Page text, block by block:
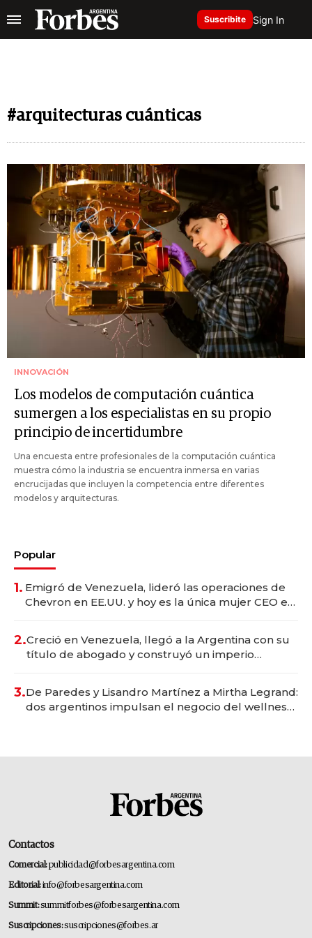
Suscribite Sign In
#arquitecturas cuánticas
INNOVACIÓN
Los modelos de computación cuántica
sumergen a los especialistas en su propio
principio de incertidumbre
Una encuesta entre profesionales de la computación cuántica
muestra cómo la industria se encuentra inmersa en varias
encrucijadas que incluyen la competencia entre diferentes
modelos y arquitecturas.
Popular
1. Emigró de Venezuela, lideró las operaciones de
Chevron en EE.UU. y hoy es la única mujer CEO en
2.Creció en Venezuela, llegó a la Argentina con su
título de abogado y construyó un imperio
3.De Paredes y Lisandro Martínez a Mirtha Legrand:
dos argentinos impulsan el negocio del wellness
Contactos
Comercial:publicidad@forbesargentina.com
Editorial:info@forbesargentina.com
Summit:summitforbes@forbesargentina.com
Suscripciones:suscripciones@forbes.ar